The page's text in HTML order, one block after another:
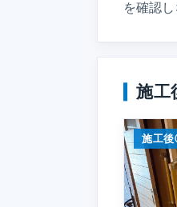
を確認
施工
施工